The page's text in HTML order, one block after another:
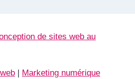
| Marketing numérique